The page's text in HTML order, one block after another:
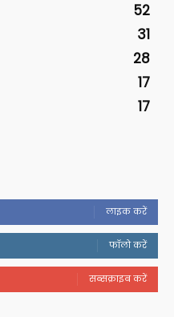
52
31
28
17
17
लाइक करें
फॉलो करें
सब्सक्राइब करें